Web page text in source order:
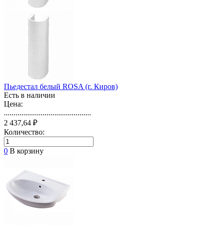
Пьедестал белый ROSA (г. Киров)
Есть в наличии
Цена:
.............................................
2 437,64 ₽
Количество:
0 В корзину